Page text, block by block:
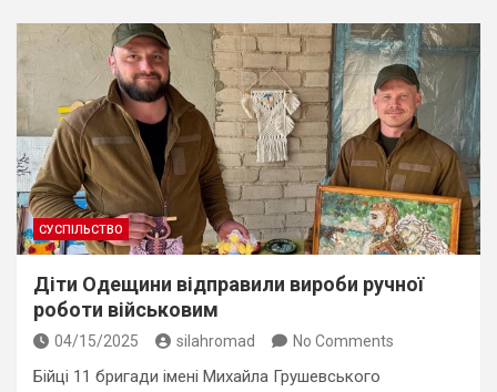
СУСПІЛЬСТВО
Діти Одещини відправили вироби ручної
роботи військовим
04/15/2025 silahromad No Comments
Бійці 11 бригади імені Михайла Грушевського